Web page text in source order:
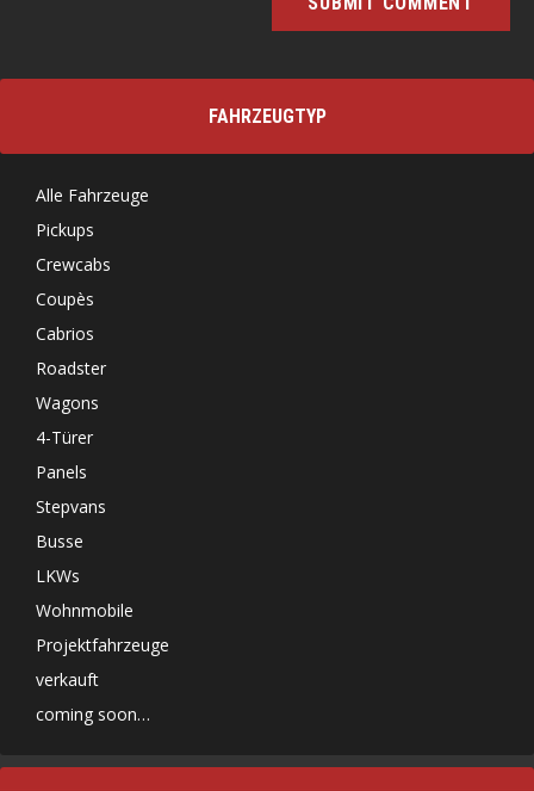
FAHRZEUGTYP
Alle Fahrzeuge
Pickups
Crewcabs
Coupès
Cabrios
Roadster
Wagons
4-Türer
Panels
Stepvans
Busse
LKWs
Wohnmobile
Projektfahrzeuge
verkauft
coming soon…